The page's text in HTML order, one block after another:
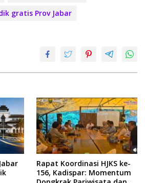
gratis Prov Jabar
Rapat Koordinasi HJKS ke-
156, Kadispar: Momentum